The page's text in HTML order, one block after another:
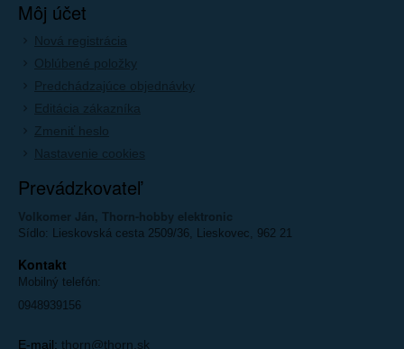
Môj účet
Nová registrácia
Oblúbené položky
Predchádzajúce objednávky
Editácia zákazníka
Zmeniť heslo
Nastavenie cookies
Prevádzkovateľ
Volkomer Ján, Thorn-hobby elektronic
Sídlo: Lieskovská cesta 2509/36, Lieskovec, 962 21
Kontakt
Mobilný telefón:
0948939156
E-mail: thorn@thorn.sk